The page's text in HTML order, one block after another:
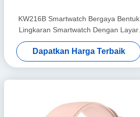
KW216B Smartwatch Bergaya Bentuk
Lingkaran Smartwatch Dengan Layar
Amoled
Dapatkan Harga Terbaik